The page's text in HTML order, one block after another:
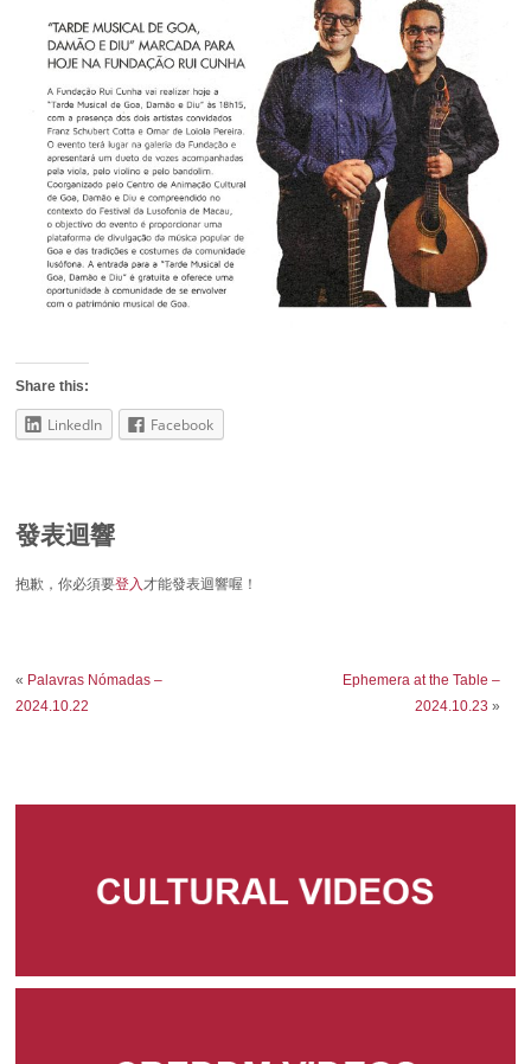
Share this:
LinkedIn Facebook
發表迴響
抱歉，你必須要登入才能發表迴響喔！
« Palavras Nómadas –
2024.10.22
Ephemera at the Table –
2024.10.23 »